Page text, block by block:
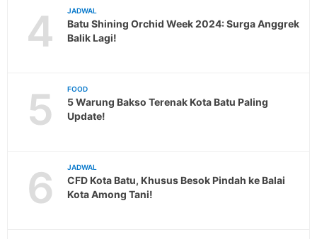
4 JADWAL
Batu Shining Orchid Week 2024: Surga Anggrek
Balik Lagi!
5 FOOD
5 Warung Bakso Terenak Kota Batu Paling
Update!
6 JADWAL
CFD Kota Batu, Khusus Besok Pindah ke Balai
Kota Among Tani!